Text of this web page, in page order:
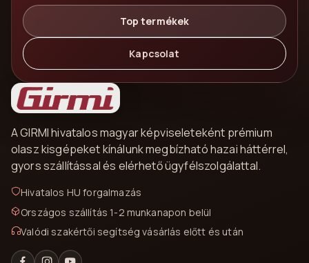
Top termékek
Kapcsolat
A GIRMI hivatalos magyar képviseleteként prémium
olasz kisgépeket kínálunk megbízható hazai háttérrel,
gyors szállítással és elérhető ügyfélszolgálattal.
Hivatalos HU forgalmazás
Országos szállítás 1-2 munkanapon belül
Valódi szakértői segítség vásárlás előtt és után